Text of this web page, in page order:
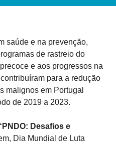
saúde e na prevenção,
de rastreio do
e aos progressos na
para a redução
malignos em Portugal
de 2019 a 2023.
Desafios e
Dia Mundial de Luta